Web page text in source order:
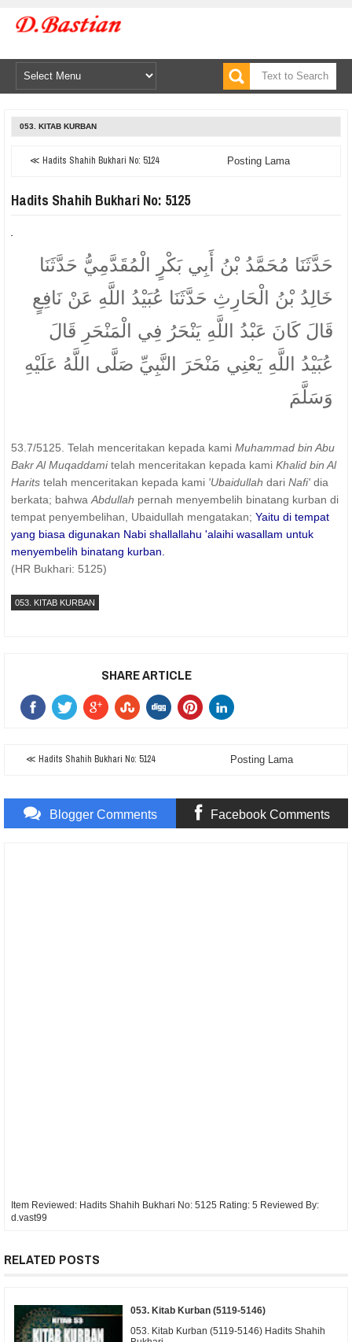
053. KITAB KURBAN
≪ Hadits Shahih Bukhari No: 5124 Posting Lama
Hadits Shahih Bukhari No: 5125
حَدَّثَنَا مُحَمَّدُ بْنُ أَبِي بَكْرٍ الْمُقَدَّمِيُّ حَدَّثَنَا
خَالِدُ بْنُ الْحَارِثِ حَدَّثَنَا عُبَيْدُ اللَّهِ عَنْ نَافِعٍ
قَالَ كَانَ عَبْدُ اللَّهِ يَنْحَرُ فِي الْمَنْحَرِ قَالَ
عُبَيْدُ اللَّهِ يَعْنِي مَنْحَرَ النَّبِيِّ صَلَّى اللَّهُ عَلَيْهِ
وَسَلَّمَ
53.7/5125. Telah menceritakan kepada kami Muhammad bin Abu
Bakr Al Muqaddamitelah menceritakan kepada kami Khalid bin Al
Harits telah menceritakan kepada kami 'Ubaidullah dari Nafi' dia
berkata; bahwa Abdullah pernah menyembelih binatang kurban di
tempat penyembelihan, Ubaidullah mengatakan; Yaitu di tempat
yang biasa digunakan Nabi shallallahu 'alaihi wasallam untuk
menyembelih binatang kurban.
(HR Bukhari: 5125)
053. KITAB KURBAN
SHARE ARTICLE
≪ Hadits Shahih Bukhari No: 5124 Posting Lama
Blogger Comments Facebook Comments
Item Reviewed: Hadits Shahih Bukhari No: 5125 Rating: 5 Reviewed By:
d.vast99
RELATED POSTS
053. Kitab Kurban (5119-5146)
053. Kitab Kurban (5119-5146) Hadits Shahih